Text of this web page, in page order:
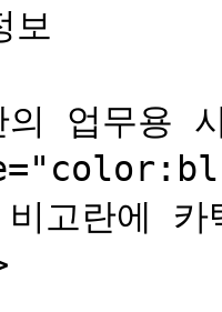
업무용
고란에 카